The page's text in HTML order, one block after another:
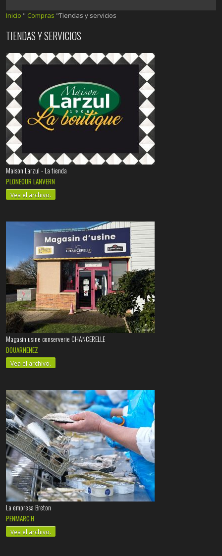
Inicio " Compras "Tiendas y servicios
TIENDAS Y SERVICIOS
Maison Larzul - La tienda
PLONEOUR LANVERN
Vea el archivo.
Magasin usine conserverie CHANCERELLE
DOUARNENEZ
Vea el archivo.
La empresa Breton
PENMARC'H
Vea el archivo.